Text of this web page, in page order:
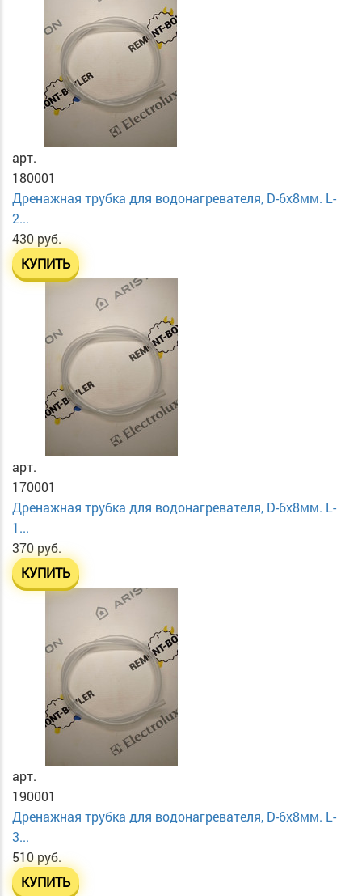
арт.
180001
Дренажная трубка для водонагревателя, D-6х8мм. L-
2...
430 руб.
КУПИТЬ
арт.
170001
Дренажная трубка для водонагревателя, D-6х8мм. L-
1...
370 руб.
КУПИТЬ
арт.
190001
Дренажная трубка для водонагревателя, D-6х8мм. L-
3...
510 руб.
КУПИТЬ